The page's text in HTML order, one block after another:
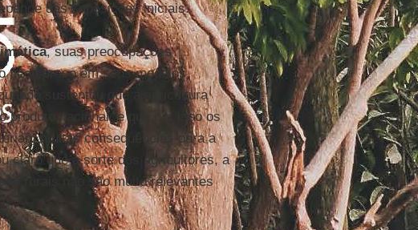
das suposições iniciais.
, suas preocupações
ficou preso em seus modelos,
sustentou que a agricultura
produto nacional, e que por isso os
muitas consequências para a
claro que a sorte dos agricultores, a
rurais não são muito relevantes